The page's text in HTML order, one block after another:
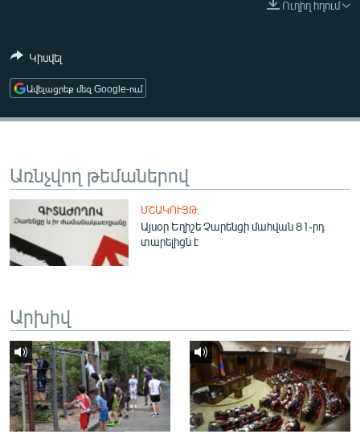
ՄԵԿՆԱԲԱՆՈՒԹՅՈՒՆ
ԱՐԽԻՎ
ՏԵՍԱՆՅՈՒԹԵՐ
ԲԱՆԱՎԵՃ
Հայերեն
English
Русский
Ուղիղ հղում
Կիսվել
Ավելացրեք մեզ Google-ում
Առնչվող թեմաներով
ՄՇԱԿՈՒՅԹ
Այսօր Եղիշե Չարենցի մահվան 81-րդ
տարելիցն է
Արխիվ